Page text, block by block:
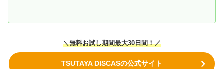
＼無料お試し期間最大30日間！／
TSUTAYA DISCASの公式サイト